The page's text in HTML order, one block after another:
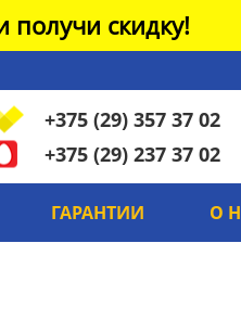
получи скидку!
+375 (29) 357 37 02
+375 (29) 237 37 02
ГАРАНТИИ О